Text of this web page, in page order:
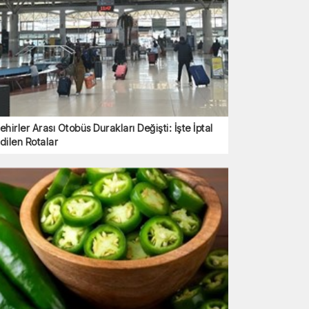
Arası Otobüs Durakları Değişti: İşte İptal
Rotalar